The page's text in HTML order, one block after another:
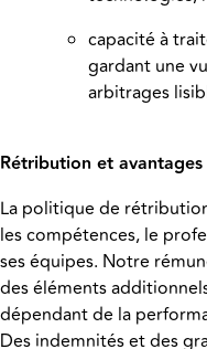
capacité à
gardant une
arbitrages
Rétribution et avantages
La politique de
les compétences, le
ses équipes. Notre
des éléments
dépendant de la
Des indemnités et des